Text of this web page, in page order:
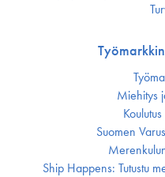
Miehitys
Suomen
Ship Happens: Tutustu